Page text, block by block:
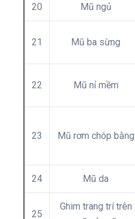
20 Mũ ngủ
21 Mũ ba sừng
22 Mũ nỉ mềm
23 Mũ rơm chóp bằng
24 Mũ da
25
Ghim trang trí trên